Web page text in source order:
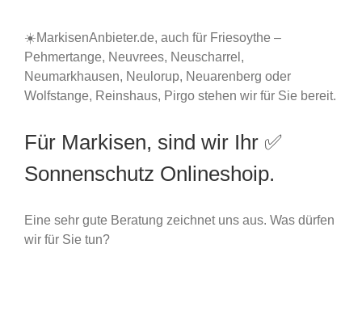
☀️MarkisenAnbieter.de, auch für Friesoythe –
Pehmertange, Neuvrees, Neuscharrel,
Neumarkhausen, Neulorup, Neuarenberg oder
Wolfstange, Reinshaus, Pirgo stehen wir für Sie bereit.
Für Markisen, sind wir Ihr ✅
Sonnenschutz Onlineshoip.
Eine sehr gute Beratung zeichnet uns aus. Was dürfen
wir für Sie tun?